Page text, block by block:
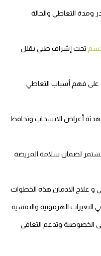
ومدة التعاطي والحالة
تحت إشراف طبي يقلل
على فهم أسباب التعاطي
أعراض الانسحاب وتحافظ
لضمان سلامة المريضة
علاج الادمان هذه الخطوات
الهرمونية والنفسية
الخصوصية وتدعم التعافي